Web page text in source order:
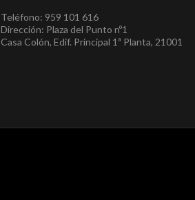
Teléfono: 959 101 616
Dirección: Plaza del Punto nº1
Casa Colón, Edif. Principal 1ª Planta, 21001